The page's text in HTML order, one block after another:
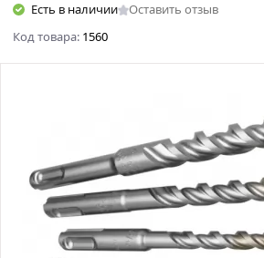
Есть в наличии
Оставить отзыв
Код товара: 1560